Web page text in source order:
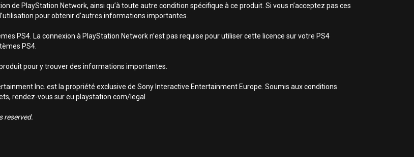
de PlayStation Network, ainsi qu’à toute autre condition spécifique à ce produit. Si vous n’acceptez pas ces
pour obtenir d’autres informations importantes.
PS4. La connexion à PlayStation Network n’est pas requise pour utiliser cette licence sur votre PS4
PS4.
pour y trouver des informations importantes.
Inc. est la propriété exclusive de Sony Interactive Entertainment Europe. Soumis aux conditions
rendez-vous sur eu.playstation.com/legal.
reserved.